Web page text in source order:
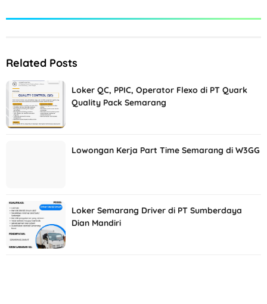
Related Posts
Loker QC, PPIC, Operator Flexo di PT Quark
Quality Pack Semarang
Lowongan Kerja Part Time Semarang di W3GG
Loker Semarang Driver di PT Sumberdaya
Dian Mandiri